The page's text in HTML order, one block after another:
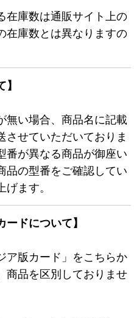
在庫数は通販サイト上の
在庫数とは異なりますの
無い場合、商品名に記載
させていただいておりま
番が異なる商品が御座い
品の型番をご確認してい
ます。
ードについて】
ア版カード」をこちらか
商品を区別しておりませ